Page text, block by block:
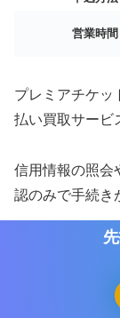
営業時間
プレミアチケッ
払い買取サービ
信用情報の照会
認のみで手続き
先払いプラン
95％で現金化
シ